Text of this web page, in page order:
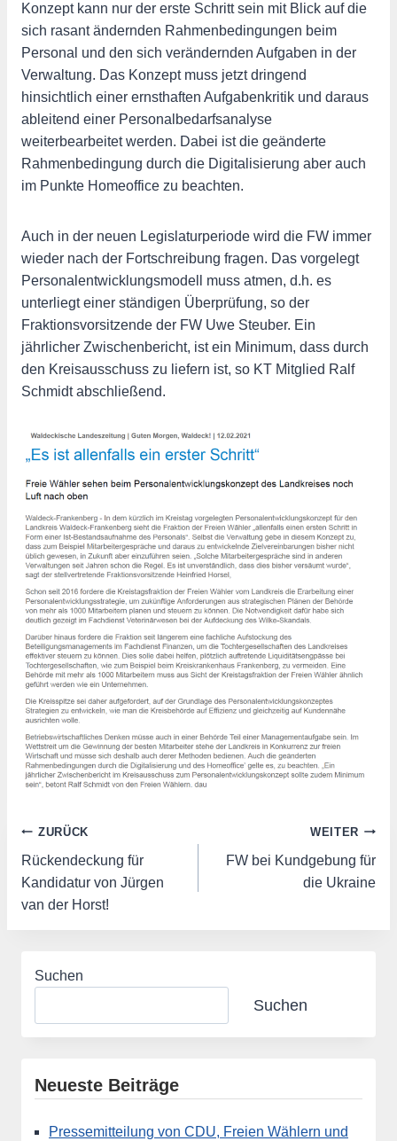
Konzept kann nur der erste Schritt sein mit Blick auf die
sich rasant ändernden Rahmenbedingungen beim
Personal und den sich verändernden Aufgaben in der
Verwaltung. Das Konzept muss jetzt dringend
hinsichtlich einer ernsthaften Aufgabenkritik und daraus
ableitend einer Personalbedarfsanalyse
weiterbearbeitet werden. Dabei ist die geänderte
Rahmenbedingung durch die Digitalisierung aber auch
im Punkte Homeoffice zu beachten.
Auch in der neuen Legislaturperiode wird die FW immer
wieder nach der Fortschreibung fragen. Das vorgelegt
Personalentwicklungsmodell muss atmen, d.h. es
unterliegt einer ständigen Überprüfung, so der
Fraktionsvorsitzende der FW Uwe Steuber. Ein
jährlicher Zwischenbericht, ist ein Minimum, dass durch
den Kreisausschuss zu liefern ist, so KT Mitglied Ralf
Schmidt abschließend.
Beitragsnavigation
ZURÜCK
Rückendeckung für
Kandidatur von Jürgen
van der Horst!
WEITER
FW bei Kundgebung für
die Ukraine
Suchen
Suchen
Neueste Beiträge
Pressemitteilung von CDU, Freien Wählern und